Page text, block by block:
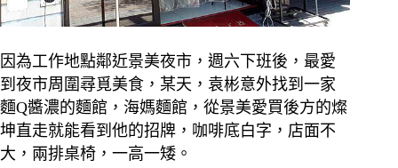
因為工作地點鄰近景美夜市，週六下班後，最愛
到夜市周圍尋覓美食，某天，袁彬意外找到一家
麵Q醬濃的麵館，海媽麵館，從景美愛買後方的燦
坤直走就能看到他的招牌，咖啡底白字，店面不
大，兩排桌椅，一高一矮。